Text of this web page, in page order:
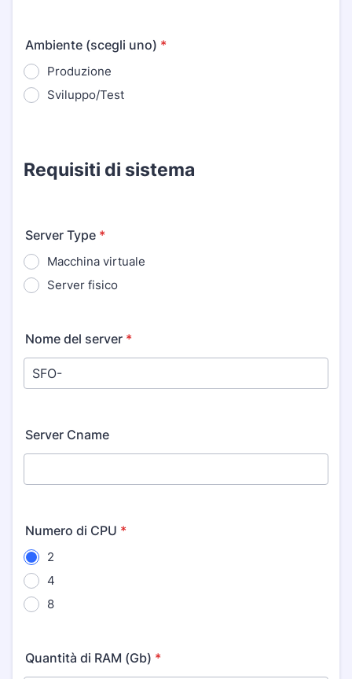
Ambiente (scegli uno) *
Produzione
Sviluppo/Test
Requisiti di sistema
Server Type *
Macchina virtuale
Server fisico
Nome del server *
Server Cname
Numero di CPU *
2
4
8
Quantità di RAM (Gb) *